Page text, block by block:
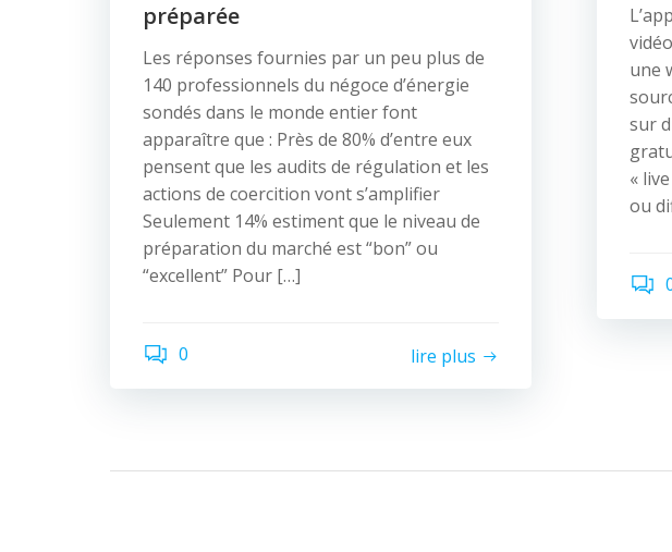
préparée
Les réponses fournies par un peu plus de
140 professionnels du négoce d’énergie
sondés dans le monde entier font
apparaître que : Près de 80% d’entre eux
pensent que les audits de régulation et les
actions de coercition vont s’amplifier
Seulement 14% estiment que le niveau de
préparation du marché est “bon” ou
“excellent” Pour […]
0 lire plus
une
sur
«
ou